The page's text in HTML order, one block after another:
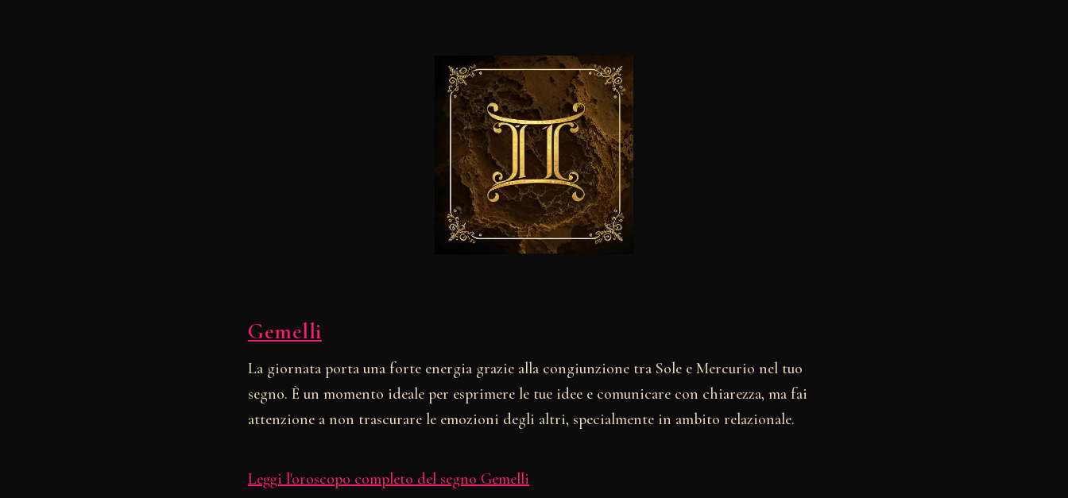
Gemelli
La giornata porta una forte energia grazie alla congiunzione tra Sole e Mercurio nel tuo
segno. È un momento ideale per esprimere le tue idee e comunicare con chiarezza, ma fai
attenzione a non trascurare le emozioni degli altri, specialmente in ambito relazionale.
Leggi l'oroscopo completo del segno Gemelli